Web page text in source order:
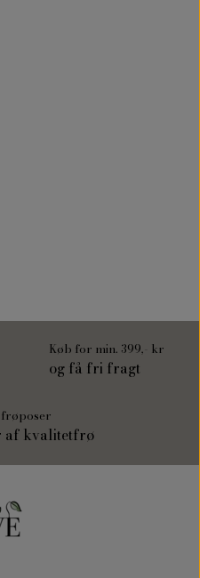
Køb for min. 399,- kr
og få fri fragt
frøposer
af kvalitetfrø